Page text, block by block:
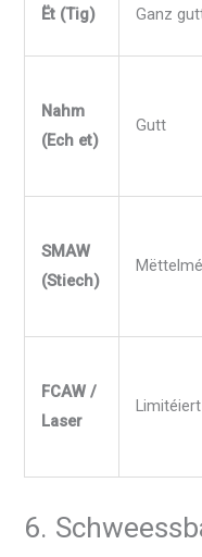
Ët (Tig) Ganz
Nahm
(Ech et)
Gutt
SMAW
(Stiech)
FCAW /
Laser
Limitéiert
6.